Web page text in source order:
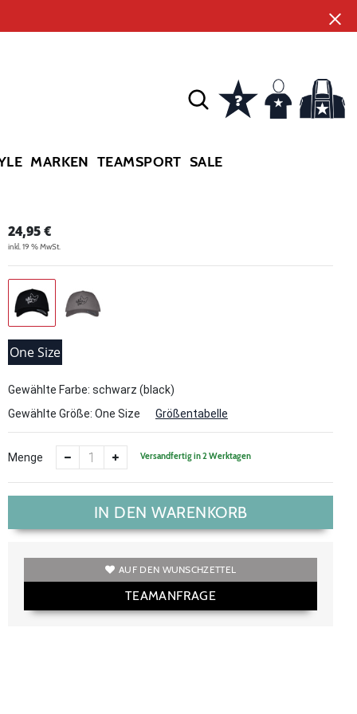
MARKEN TEAMSPORT SALE
24,95€
inkl. 19 % MwSt.
One Size
Gewählte Farbe: schwarz (black)
Gewählte Größe: One Size Größentabelle
Menge Versandfertig in 2 Werktagen
IN DEN WARENKORB
AUF DEN WUNSCHZETTEL
TEAMANFRAGE